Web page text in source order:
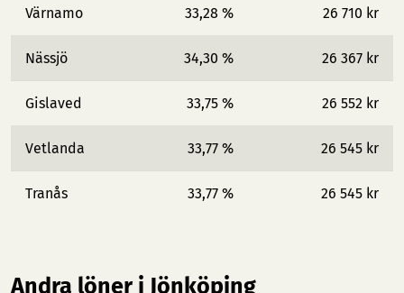
Värnamo 33,28 % 26 710 kr
Nässjö 34,30 % 26 367 kr
Gislaved 33,75 % 26 552 kr
Vetlanda 33,77 % 26 545 kr
Tranås 33,77 % 26 545 kr
Andra löner i Jönköping